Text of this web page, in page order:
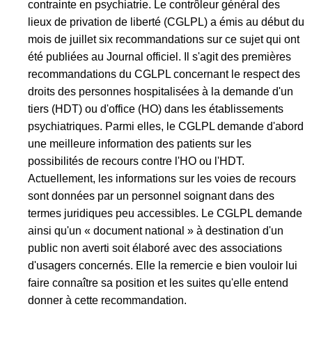
contrainte en psychiatrie. Le contrôleur général des
lieux de privation de liberté (CGLPL) a émis au début du
mois de juillet six recommandations sur ce sujet qui ont
été publiées au Journal officiel. Il s'agit des premières
recommandations du CGLPL concernant le respect des
droits des personnes hospitalisées à la demande d'un
tiers (HDT) ou d'office (HO) dans les établissements
psychiatriques. Parmi elles, le CGLPL demande d'abord
une meilleure information des patients sur les
possibilités de recours contre l'HO ou l'HDT.
Actuellement, les informations sur les voies de recours
sont données par un personnel soignant dans des
termes juridiques peu accessibles. Le CGLPL demande
ainsi qu'un « document national » à destination d'un
public non averti soit élaboré avec des associations
d'usagers concernés. Elle la remercie e bien vouloir lui
faire connaître sa position et les suites qu'elle entend
donner à cette recommandation.